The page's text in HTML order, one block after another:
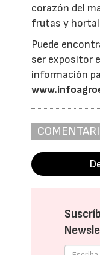
corazón del
frutas y
Puede
ser expositor
información